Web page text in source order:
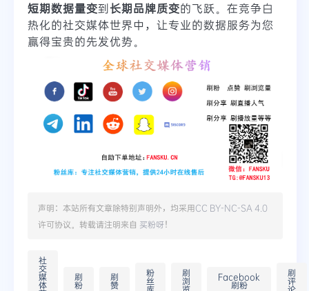
短期数据量变到长期品牌质变的飞跃。在竞争白
热化的社交媒体世界中，让专业的数据服务为您
赢得宝贵的先发优势。
声明：本站所有文章除特别声明外，均采用CC BY-NC-SA 4.0
许可协议。转载请注明来自 买粉呀！
社
交
媒
体
刷
粉
刷
赞
粉
丝
刷
浏 Facebook
刷粉
刷
评